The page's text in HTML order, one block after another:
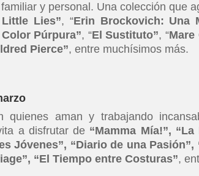
y personal. Una colección que
Lies”, “Erin Brockovich: Una
Púrpura”, “El Sustituto”, “Mare
Pierce”, entre muchísimos más.
quienes aman y trabajando
a disfrutar de “Mamma Mía!”,
Jóvenes”, “Diario de una Pasión”,
“El Tiempo entre Costuras”,